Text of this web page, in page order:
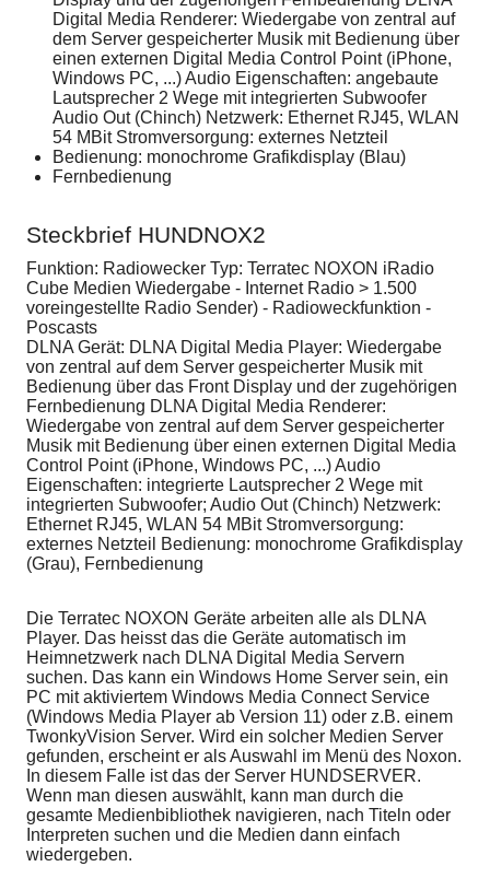
Digital Media Renderer: Wiedergabe von zentral auf
dem Server gespeicherter Musik mit Bedienung über
einen externen Digital Media Control Point (iPhone,
Windows PC, ...) Audio Eigenschaften: angebaute
Lautsprecher 2 Wege mit integrierten Subwoofer
Audio Out (Chinch) Netzwerk: Ethernet RJ45, WLAN
54 MBit Stromversorgung: externes Netzteil
Bedienung: monochrome Grafikdisplay (Blau)
Fernbedienung
Steckbrief HUNDNOX2
Funktion: Radiowecker Typ: Terratec NOXON iRadio
Cube Medien Wiedergabe - Internet Radio > 1.500
voreingestellte Radio Sender) - Radioweckfunktion -
Poscasts
DLNA Gerät: DLNA Digital Media Player: Wiedergabe
von zentral auf dem Server gespeicherter Musik mit
Bedienung über das Front Display und der zugehörigen
Fernbedienung DLNA Digital Media Renderer:
Wiedergabe von zentral auf dem Server gespeicherter
Musik mit Bedienung über einen externen Digital Media
Control Point (iPhone, Windows PC, ...) Audio
Eigenschaften: integrierte Lautsprecher 2 Wege mit
integrierten Subwoofer; Audio Out (Chinch) Netzwerk:
Ethernet RJ45, WLAN 54 MBit Stromversorgung:
externes Netzteil Bedienung: monochrome Grafikdisplay
(Grau), Fernbedienung
Die Terratec NOXON Geräte arbeiten alle als DLNA
Player. Das heisst das die Geräte automatisch im
Heimnetzwerk nach DLNA Digital Media Servern
suchen. Das kann ein Windows Home Server sein, ein
PC mit aktiviertem Windows Media Connect Service
(Windows Media Player ab Version 11) oder z.B. einem
TwonkyVision Server. Wird ein solcher Medien Server
gefunden, erscheint er als Auswahl im Menü des Noxon.
In diesem Falle ist das der Server HUNDSERVER.
Wenn man diesen auswählt, kann man durch die
gesamte Medienbibliothek navigieren, nach Titeln oder
Interpreten suchen und die Medien dann einfach
wiedergeben.